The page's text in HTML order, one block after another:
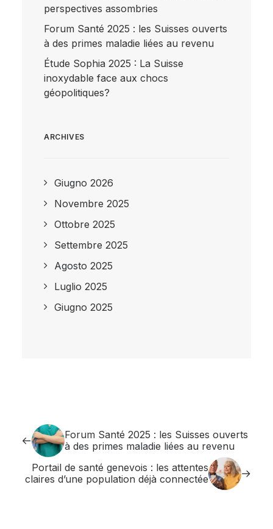
perspectives assombries
Forum Santé 2025 : les Suisses ouverts
à des primes maladie liées au revenu
Étude Sophia 2025 : La Suisse
inoxydable face aux chocs
géopolitiques?
ARCHIVES
Giugno 2026
Novembre 2025
Ottobre 2025
Settembre 2025
Agosto 2025
Luglio 2025
Giugno 2025
Forum Santé 2025 : les Suisses ouverts
à des primes maladie liées au revenu
Portail de santé genevois : les attentes
claires d’une population déjà connectée